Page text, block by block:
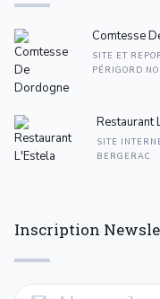
Comtesse
SITE ET
PÉRIGORD
Restaurant
SITE
BERGERAC
Inscription